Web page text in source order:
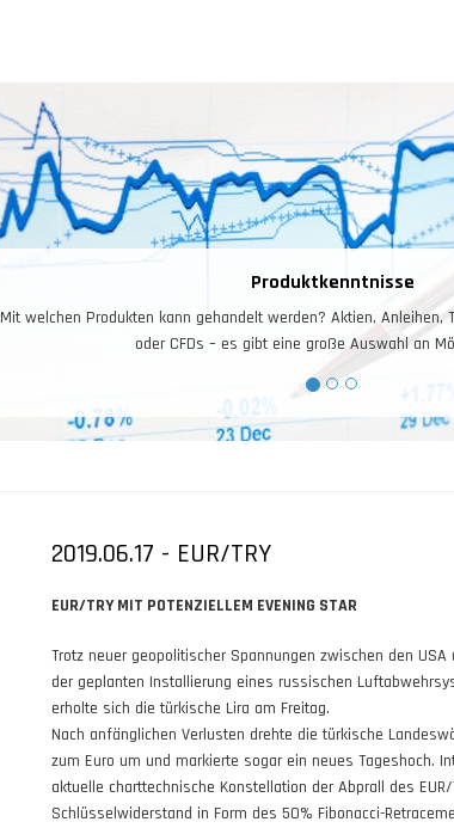
Produktkenntnisse
Mit welchen Produkten kann gehandelt werden? Aktien, Anleihen,
oder CFDs – es gibt eine große Auswahl an
2019.06.17 - EUR/TRY
EUR/TRY MIT POTENZIELLEM EVENING STAR
Trotz neuer geopolitischer Spannungen zwischen den USA
der geplanten Installierung eines russischen
erholte sich die türkische Lira am Freitag.
Nach anfänglichen Verlusten drehte die türkische
zum Euro um und markierte sogar ein neues Tageshoch.
aktuelle charttechnische Konstellation der Abprall des EUR/
Schlüsselwiderstand in Form des 50% Fibonacci-